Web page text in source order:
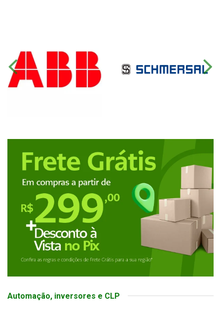
Automação, inversores e CLP